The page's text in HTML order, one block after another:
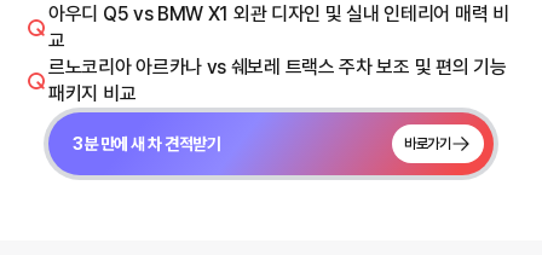
아우디 Q5 vs BMW X1 외관 디자인 및 실내 인테리어 매력 비
교
르노코리아 아르카나 vs 쉐보레 트랙스 주차 보조 및 편의 기능
패키지 비교
3분 만에 새 차 견적받기 바로가기